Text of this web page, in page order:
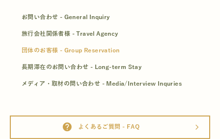
お問い合わせ - General Inquiry
旅行会社関係者様 - Travel Agency
団体のお客様 - Group Reservation
長期滞在のお問い合わせ - Long-term Stay
メディア・取材の問い合わせ - Media/Interview Inquries
help よくあるご質問 - FAQ arrow_forward_ios